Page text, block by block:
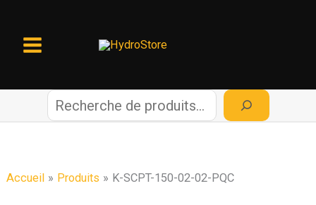
contenu
c
Accueil Produits K-SCPT-150-02-02-PQC